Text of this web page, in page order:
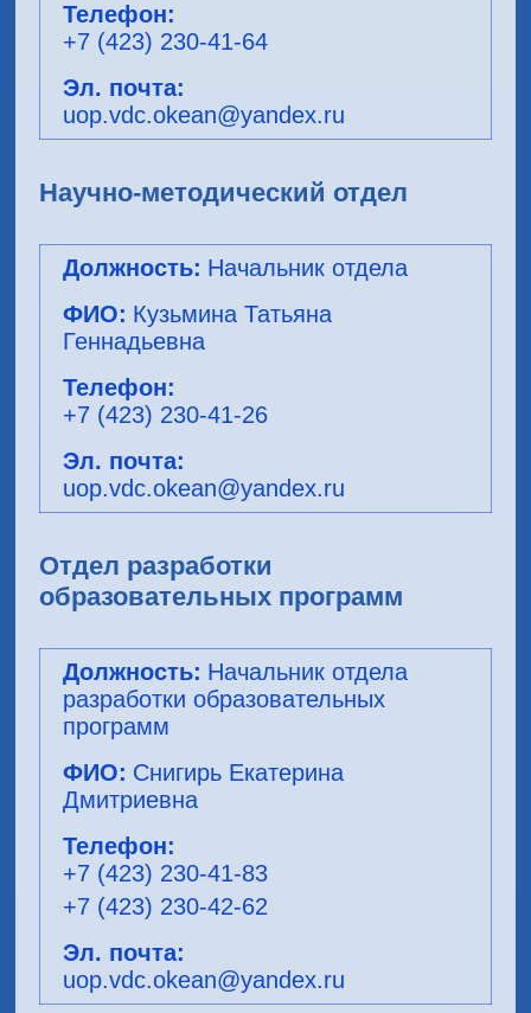
+7 (423) 230-41-64
uop.vdc.okean@yandex.ru
Научно-методический отдел
Начальник отдела
Кузьмина Татьяна
Геннадьевна
+7 (423) 230-41-26
uop.vdc.okean@yandex.ru
Отдел разработки
образовательных программ
Начальник отдела
разработки образовательных
программ
Снигирь Екатерина
Дмитриевна
+7 (423) 230-41-83
+7 (423) 230-42-62
uop.vdc.okean@yandex.ru